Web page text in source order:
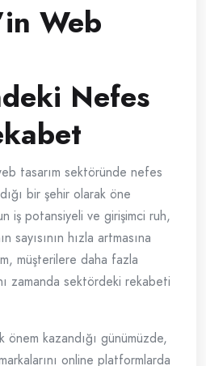
Web
Nefes
tasarım sektöründe nefes
bir şehir olarak öne
iş potansiyeli ve girişimci ruh,
sayısının hızla artmasına
müşterilere daha fazla
zamanda sektördeki rekabeti
önem kazandığı günümüzde,
online platformlarda